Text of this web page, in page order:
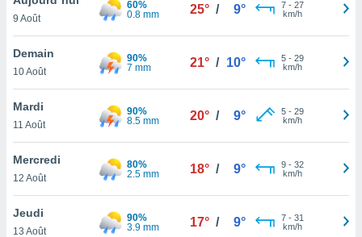
et
»,
au
vous
qu'ils
ou
le
9 Août
60%
0.8 mm
25° / 9° 7- 27
km/h
Demain
10 Août
90%
7 mm
21° / 10° 5- 29
km/h
Mardi
11 Août
90%
8.5 mm
20° / 9° 5- 29
km/h
Mercredi
12 Août
80%
2.5 mm
18° / 9° 9- 32
km/h
Jeudi
13 Août
90%
3.9 mm
17° / 9° 7- 31
km/h